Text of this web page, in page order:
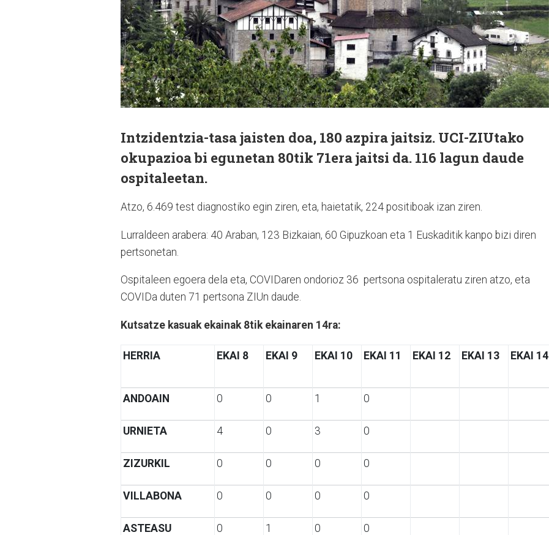
Intzidentzia-tasa jaisten doa, 180 azpira jaitsiz. UCI-ZIUtako
okupazioa bi egunetan 80tik 71era jaitsi da. 116 lagun daude
ospitaleetan.
Atzo, 6.469 test diagnostiko egin ziren, eta, haietatik, 224 positiboak izan ziren.
Lurraldeen arabera: 40 Araban, 123 Bizkaian, 60 Gipuzkoan eta 1 Euskaditik kanpo bizi diren
pertsonetan.
Ospitaleen egoera dela eta, COVIDaren ondorioz 36 pertsona ospitaleratu ziren atzo, eta
COVIDa duten 71 pertsona ZIUn daude.
Kutsatze kasuak ekainak 8tik ekainaren 14ra:
HERRIA EKAI 8 EKAI 9 EKAI 10 EKAI 11 EKAI 12 EKAI 13 EKAI 14
ANDOAIN 0 0 1 0
URNIETA 4 0 3 0
ZIZURKIL 0 0 0 0
VILLABONA 0 0 0 0
ASTEASU 0 1 0 0